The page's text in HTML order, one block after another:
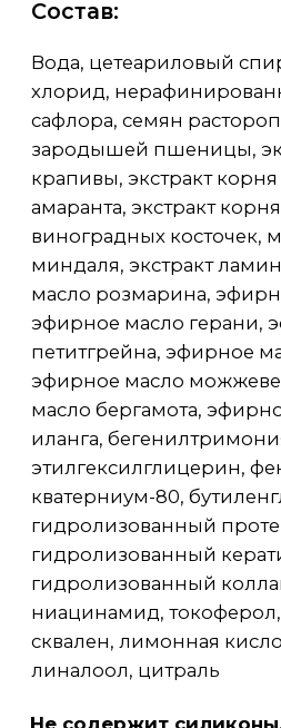
Всё,
от бальзама!
Восстановление
структуры и гладкости
Глубокое питание
и защита длины
от повреждений
Мягкость, блеск и лёгкое
расчесывание без
утяжеления
Активные
ингредиенты
Никотиновая кислота
Протеины пшеницы
Кератин